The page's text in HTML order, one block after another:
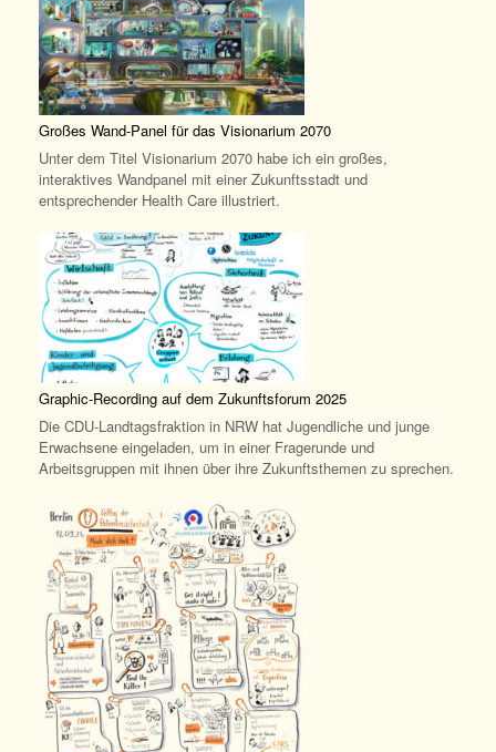
Großes Wand-Panel für das Visionarium 2070
Unter dem Titel Visionarium 2070 habe ich ein großes,
interaktives Wandpanel mit einer Zukunftsstadt und
entsprechender Health Care illustriert.
Graphic-Recording auf dem Zukunftsforum 2025
Die CDU-Landtagsfraktion in NRW hat Jugendliche und junge
Erwachsene eingeladen, um in einer Fragerunde und
Arbeitsgruppen mit ihnen über ihre Zukunftsthemen zu sprechen.